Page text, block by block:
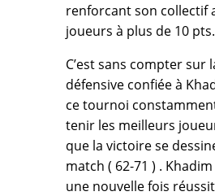
renforcant son collectif
joueurs à plus de 10 pts.
C’est sans compter sur
défensive confiée à
ce tournoi
tenir les meilleurs
que la victoire se
match ( 62-71 ) .
une nouvelle fois